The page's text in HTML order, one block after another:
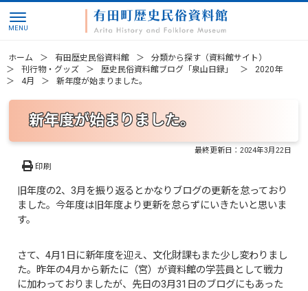
ホーム 有田歴史民俗資料館
分類から探す（資料館サイト）
刊行物・グッズ
歴史民俗資料館ブログ「泉山日録」
2020年
4月
新年度が始まりました。
新年度が始まりました。
最終更新日：2024年3月22日
印刷
旧年度の2、3月を振り返るとかなりブログの更新を怠っており
ました。今年度は旧年度より更新を怠らずにいきたいと思いま
す。
さて、4月1日に新年度を迎え、文化財課もまた少し変わりまし
た。昨年の4月から新たに（宮）が資料館の学芸員として戦力
に加わっておりましたが、先日の3月31日のブログにもあった